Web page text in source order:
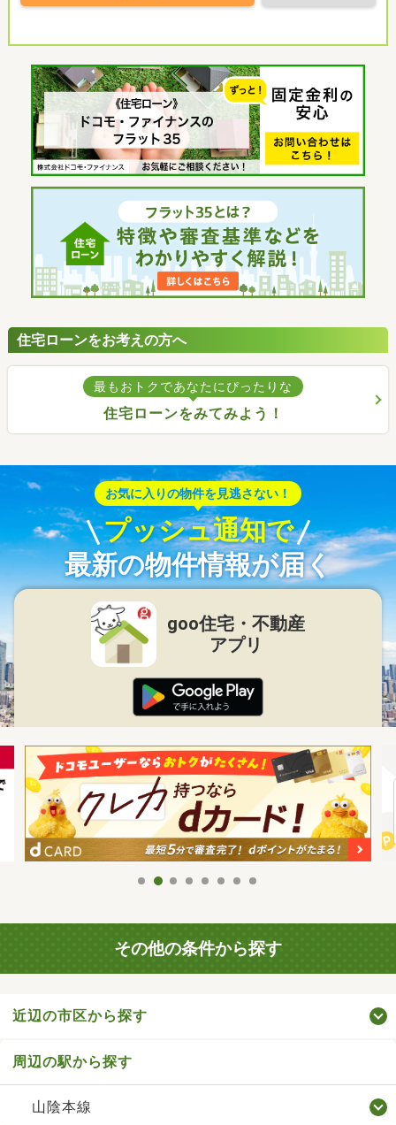
住宅ローンをお考えの方へ
最もおトクであなたにぴったりな
住宅ローンをみてみよう！
お気に入りの物件を見逃さない！
プッシュ通知で
最新の物件情報が届く
goo住宅・不動産
アプリ
その他の条件から探す
近辺の市区から探す
周辺の駅から探す
山陰本線